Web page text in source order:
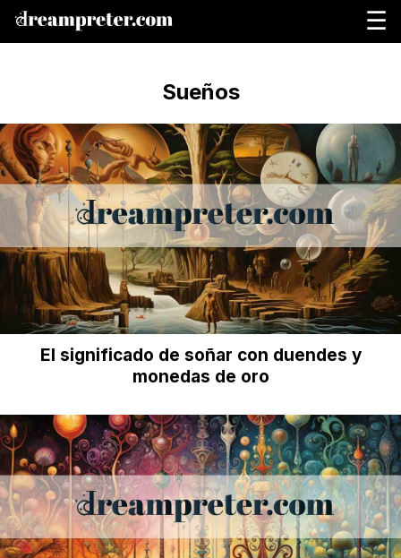
☰
Sueños
El significado de soñar con duendes y
monedas de oro